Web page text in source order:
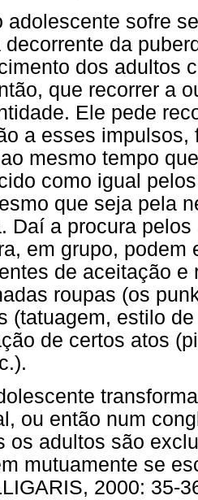
adolescente sofre
da
dos adultos
que recorrer a
Ele pede
a esses
mesmo tempo
como igual
que seja pela
Daí a procura
em grupo, podem
de aceitação
roupas (os
(tatuagem, estilo
de certos atos
ou então num
os adultos são
mutuamente se
2000: 35-